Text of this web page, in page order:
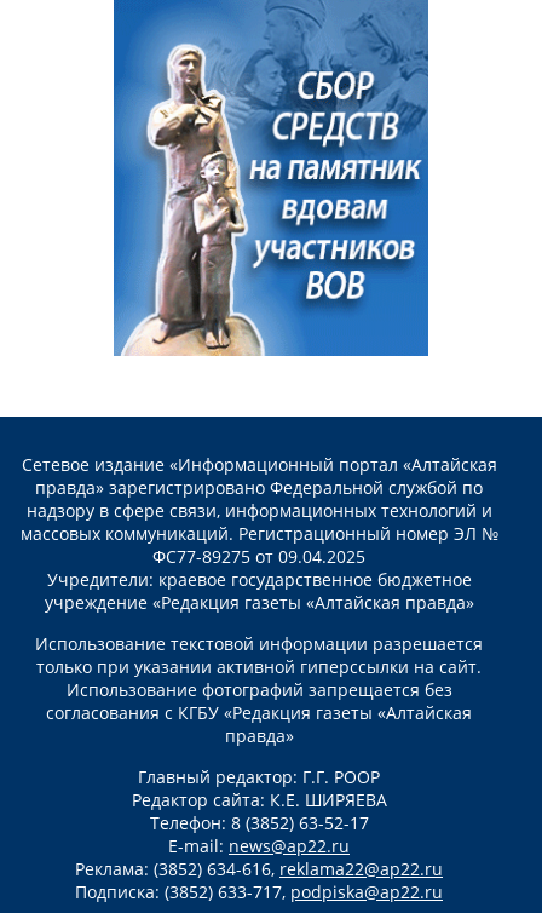
Сетевое издание «Информационный портал «Алтайская
правда» зарегистрировано Федеральной службой по
надзору в сфере связи, информационных технологий и
массовых коммуникаций. Регистрационный номер ЭЛ №
ФС77-89275 от 09.04.2025
Учредители: краевое государственное бюджетное
учреждение «Редакция газеты «Алтайская правда»
Использование текстовой информации разрешается
только при указании активной гиперссылки на сайт.
Использование фотографий запрещается без
согласования с КГБУ «Редакция газеты «Алтайская
правда»
Главный редактор: Г.Г. РООР
Редактор сайта: К.Е. ШИРЯЕВА
Телефон: 8 (3852) 63-52-17
E-mail: news@ap22.ru
Реклама: (3852) 634-616, reklama22@ap22.ru
Подписка: (3852) 633-717, podpiska@ap22.ru